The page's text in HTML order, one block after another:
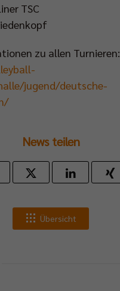
TSC
zu allen Turnieren:
jugend/deutsche-
News teilen
Übersicht